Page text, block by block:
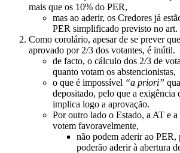
mais que os 10% do PER,
mas ao aderir, os Credores já
PER simplificado previsto no art.
Como corolário, apesar de se prever
aprovado por 2/3 dos votantes, é inútil.
de facto, o cálculo dos 2/3 de
quanto votam os abstencionistas,
o que é impossível “a priori”
depositado, pelo que a exigência
implica logo a aprovação.
Por outro lado o Estado, a AT e a
votem favoravelmente,
não podem aderir ao PER,
poderão aderir à abertura